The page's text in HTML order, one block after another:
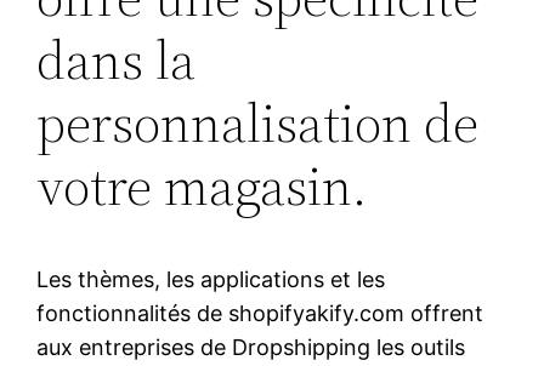
dans la
personnalisation de
votre magasin.
Les thèmes, les applications et les
fonctionnalités de shopifyakify.com offrent
aux entreprises de Dropshipping les outils